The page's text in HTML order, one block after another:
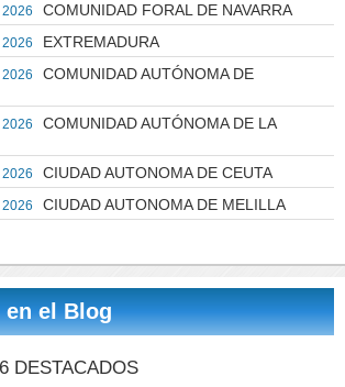
COMUNIDAD FORAL DE NAVARRA
EXTREMADURA
COMUNIDAD AUTÓNOMA DE
COMUNIDAD AUTÓNOMA DE LA
CIUDAD AUTONOMA DE CEUTA
CIUDAD AUTONOMA DE MELILLA
en el Blog
DESTACADOS